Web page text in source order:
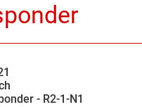
- R2-1-N1